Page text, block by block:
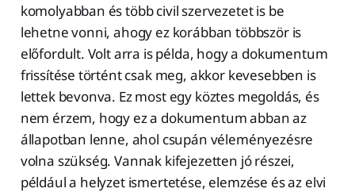
komolyabban és több civil szervezetet is be
lehetne vonni, ahogy ez korábban többször is
előfordult. Volt arra is példa, hogy a dokumentum
frissítése történt csak meg, akkor kevesebben is
lettek bevonva. Ez most egy köztes megoldás, és
nem érzem, hogy ez a dokumentum abban az
állapotban lenne, ahol csupán véleményezésre
volna szükség. Vannak kifejezetten jó részei,
például a helyzet ismertetése, elemzése és az elvi